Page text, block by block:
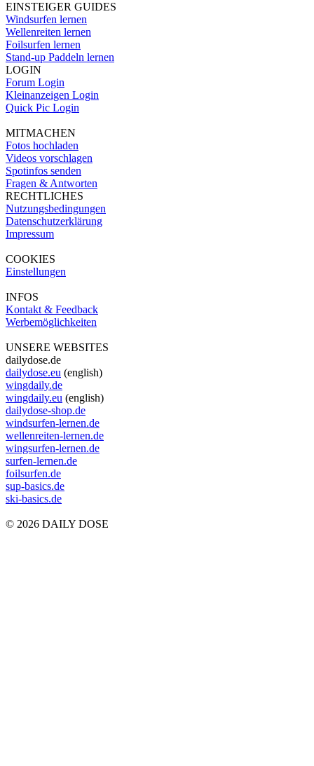
EINSTEIGER GUIDES
Windsurfen lernen
Wellenreiten lernen
Foilsurfen lernen
Stand-up Paddeln lernen
LOGIN
Forum Login
Kleinanzeigen Login
Quick Pic Login
MITMACHEN
Fotos hochladen
Videos vorschlagen
Spotinfos senden
Fragen & Antworten
RECHTLICHES
Nutzungsbedingungen
Datenschutzerklärung
Impressum
COOKIES
Einstellungen
INFOS
Kontakt & Feedback
Werbemöglichkeiten
UNSERE WEBSITES
dailydose.de
dailydose.eu (english)
wingdaily.de
wingdaily.eu (english)
dailydose-shop.de
windsurfen-lernen.de
wellenreiten-lernen.de
wingsurfen-lernen.de
surfen-lernen.de
foilsurfen.de
sup-basics.de
ski-basics.de
© 2026 DAILY DOSE